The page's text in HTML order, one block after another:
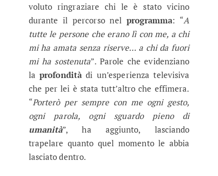
voluto ringraziare chi le è stato vicino
durante il percorso nel programma: “A
tutte le persone che erano lì con me, a chi
mi ha amata senza riserve… a chi da fuori
mi ha sostenuta”. Parole che evidenziano
laprofonditàdi un’esperienza televisiva
che per lei è stata tutt’altro che effimera.
“Porterò per sempre con me ogni gesto,
ogni parola, ogni sguardo pieno di
umanità”, ha aggiunto, lasciando
trapelare quanto quel momento le abbia
lasciato dentro.